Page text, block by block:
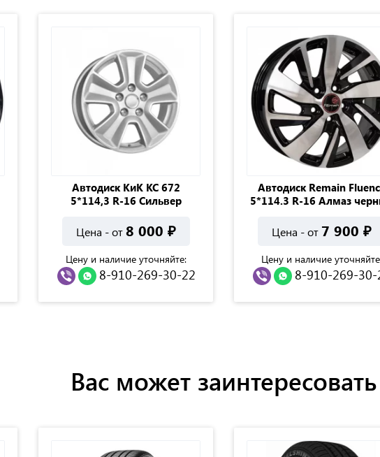
Автодиск КиК КС 672
5*114,3 R-16 Cильвер
Цена - от8 000 ₽
Цену и наличие уточняйте:
8-910-269-30-22
Автодиск Remain
5*114.3 R-16 Алмаз
Цена - от 7 900 ₽
Цену и наличие
8-910-269-30-
Вас может заинтересовать